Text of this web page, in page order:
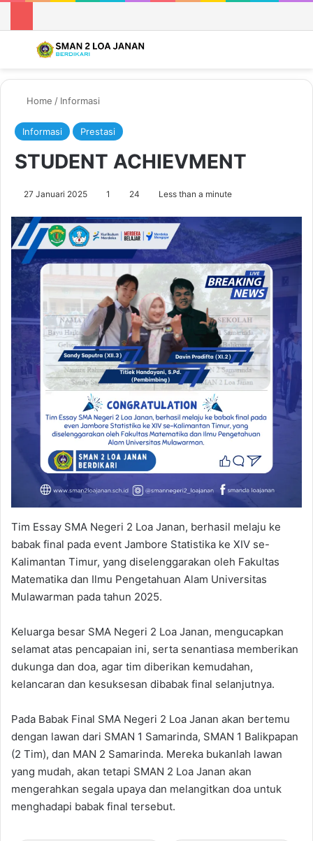
Menu
Home / Informasi
Informasi Prestasi
STUDENT ACHIEVMENT
27 Januari 2025 1 24 Less than a minute
Tim Essay SMA Negeri 2 Loa Janan, berhasil melaju ke
babak final pada event Jambore Statistika ke XIV se-
Kalimantan Timur, yang diselenggarakan oleh Fakultas
Matematika dan Ilmu Pengetahuan Alam Universitas
Mulawarman pada tahun 2025.
Keluarga besar SMA Negeri 2 Loa Janan, mengucapkan
selamat atas pencapaian ini, serta senantiasa memberikan
dukunga dan doa, agar tim diberikan kemudahan,
kelancaran dan kesuksesan dibabak final selanjutnya.
Pada Babak Final SMA Negeri 2 Loa Janan akan bertemu
dengan lawan dari SMAN 1 Samarinda, SMAN 1 Balikpapan
(2 Tim), dan MAN 2 Samarinda. Mereka bukanlah lawan
yang mudah, akan tetapi SMAN 2 Loa Janan akan
mengerahkan segala upaya dan melangitkan doa untuk
menghadapi babak final tersebut.